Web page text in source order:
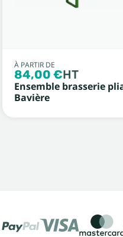
À PARTIR DE
84,00 €HT
Ensemble brasserie
Bavière